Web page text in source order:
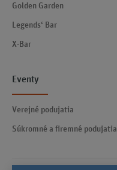
Golden Garden
Legends‘ Bar
X-Bar
Eventy
Verejné podujatia
Súkromné a firemné podujatia